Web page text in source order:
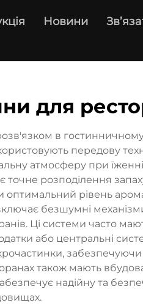
Новини
для
в
передову
атмосферу при
розподілення
рівень
безшумні
Ці системи часто
або центральні
також мають
надійну та